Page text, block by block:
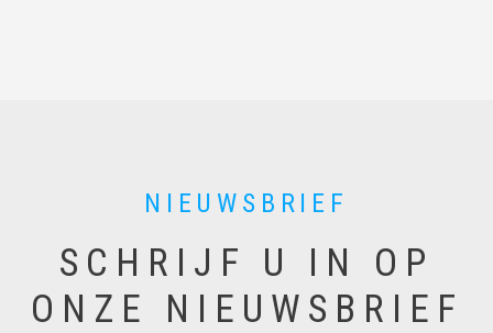
NIEUWSBRIEF
SCHRIJF U IN OP
ONZE NIEUWSBRIEF